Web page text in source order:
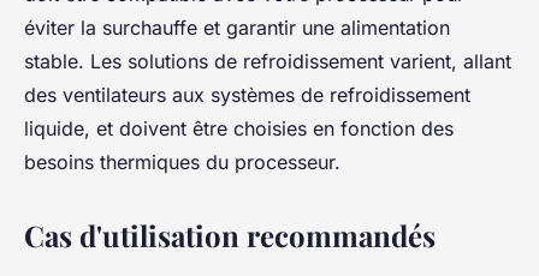
éviter la surchauffe et garantir une alimentation
stable. Les solutions de refroidissement varient, allant
des ventilateurs aux systèmes de refroidissement
liquide, et doivent être choisies en fonction des
besoins thermiques du processeur.
Cas d'utilisation recommandés